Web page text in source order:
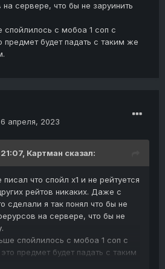
сервере, что бы не заруинить
спойлилось с мобоа 1 соп с
предмет будет падать с таким же
6 апреля, 2023
Картман сказал:
что спойл х1 и не рейтуется
рейтов никаких. Даже с
сделали я так понял что бы не
на сервере, что бы не
спойлилось с мобоа 1 соп с
предмет будет падать с таким